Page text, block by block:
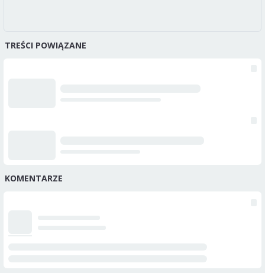
TREŚCI POWIĄZANE
KOMENTARZE